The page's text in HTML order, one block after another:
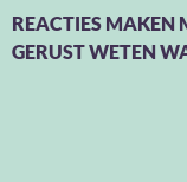
REACTIES MAKEN
GERUST WETEN